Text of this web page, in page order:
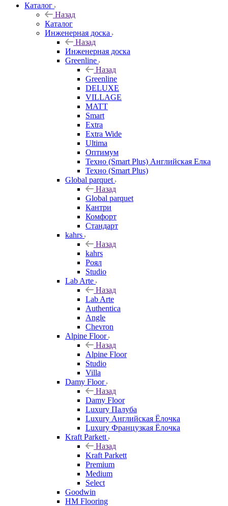
Каталог
Назад
Каталог
Инженерная доска
Назад
Инженерная доска
Greenline
Назад
Greenline
DELUXE
VILLAGE
MATT
Smart
Extra
Extra Wide
Ultima
Оптимум
Техно (Smart Plus) Английская Елка
Техно (Smart Plus)
Global parquet
Назад
Global parquet
Кантри
Комфорт
Стандарт
kahrs
Назад
kahrs
Роял
Studio
Lab Arte
Назад
Lab Arte
Authentica
Angle
Chevron
Alpine Floor
Назад
Alpine Floor
Studio
Villa
Damy Floor
Назад
Damy Floor
Luxury Палуба
Luxury Английская Ёлочка
Luxury Французкая Ёлочка
Kraft Parkett
Назад
Kraft Parkett
Premium
Medium
Select
Goodwin
HM Flooring